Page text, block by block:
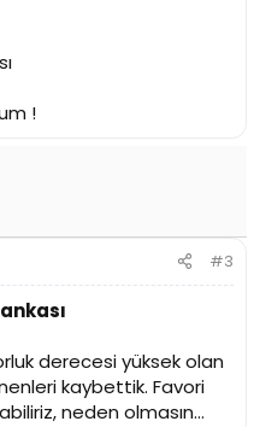
!
#3
derecesi yüksek olan
kaybettik. Favori
neden olmasın...